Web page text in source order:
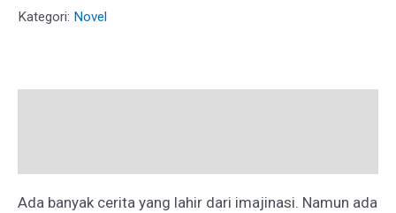
Kategori: Novel
Ada banyak cerita yang lahir dari imajinasi. Namun ada